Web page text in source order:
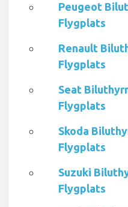
Peugeot
Flygplats
Renault
Flygplats
Seat
Flygplats
Skoda
Flygplats
Suzuki
Flygplats